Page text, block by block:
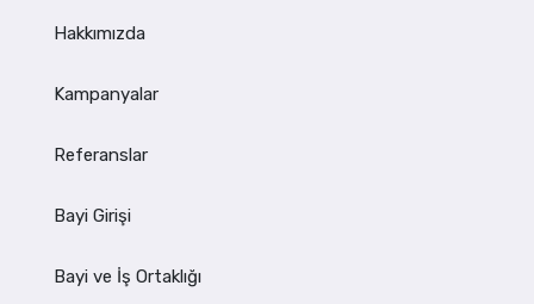
Hakkımızda
Kampanyalar
Referanslar
Bayi Girişi
Bayi ve İş Ortaklığı